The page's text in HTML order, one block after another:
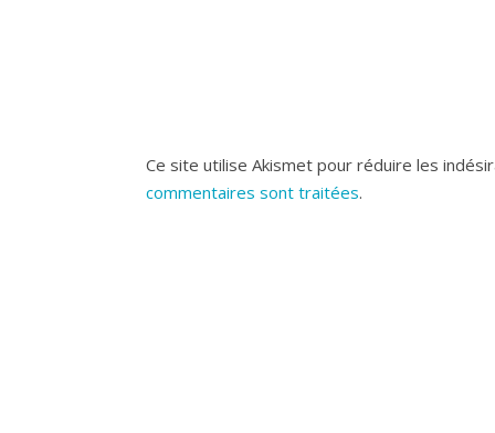
Ce site utilise Akismet pour réduire les
commentaires sont traitées.